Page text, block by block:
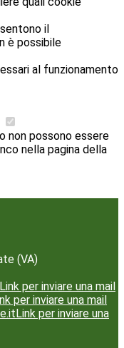
il
è possibile
al funzionamento
non possono essere
nella pagina della
(VA)
Link per inviare una mail
per inviare una mail
Link per inviare una